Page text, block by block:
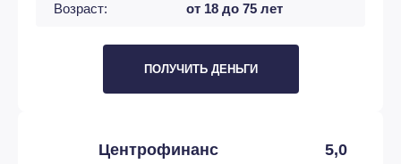
Возраст: от 18 до 75 лет
ПОЛУЧИТЬ ДЕНЬГИ
Центрофинанс 5,0